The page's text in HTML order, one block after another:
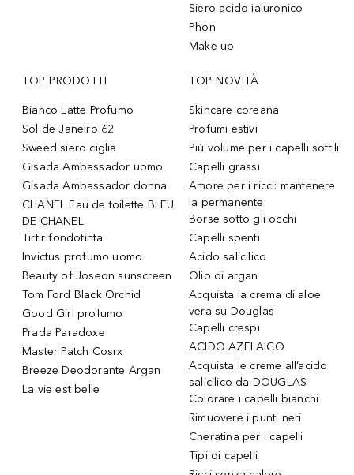
Siero acido ialuronico
Phon
Make up
TOP PRODOTTI
Bianco Latte Profumo
Sol de Janeiro 62
Sweed siero ciglia
Gisada Ambassador uomo
Gisada Ambassador donna
CHANEL Eau de toilette BLEU
DE CHANEL
Tirtir fondotinta
Invictus profumo uomo
Beauty of Joseon sunscreen
Tom Ford Black Orchid
Good Girl profumo
Prada Paradoxe
Master Patch Cosrx
Breeze Deodorante Argan
La vie est belle
TOP NOVITÀ
Skincare coreana
Profumi estivi
Più volume per i capelli sottili
Capelli grassi
Amore per i ricci: mantenere
la permanente
Borse sotto gli occhi
Capelli spenti
Acido salicilico
Olio di argan
Acquista la crema di aloe
vera su Douglas
Capelli crespi
ACIDO AZELAICO
Acquista le creme all’acido
salicilico da DOUGLAS
Colorare i capelli bianchi
Rimuovere i punti neri
Cheratina per i capelli
Tipi di capelli